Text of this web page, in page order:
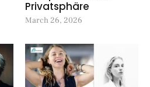
Privatsphäre
March 26, 2026